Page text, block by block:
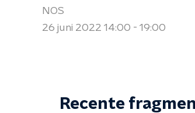
NOS
26 juni 2022 14:00 - 19:00
Recente